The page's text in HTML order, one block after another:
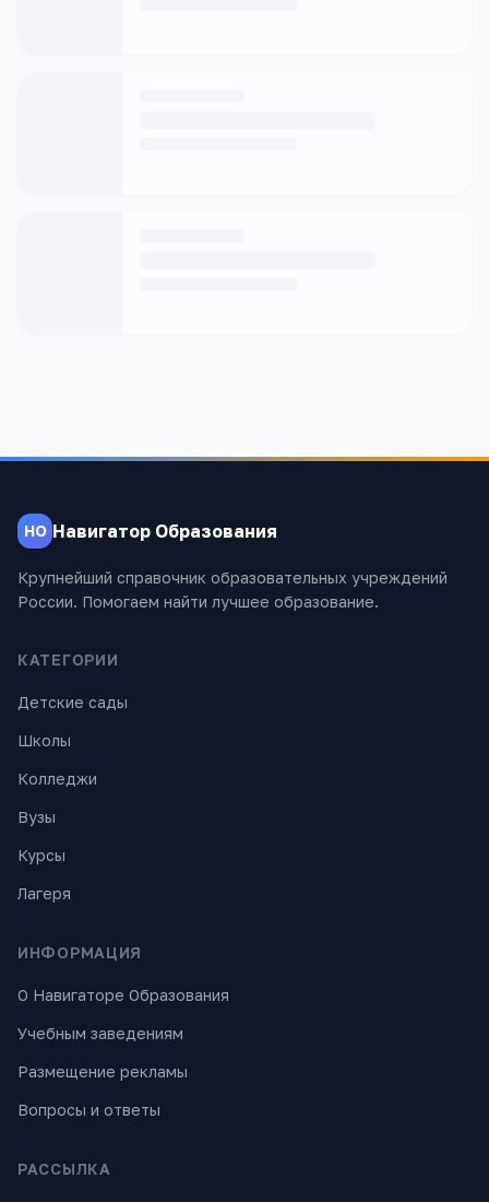
НО Навигатор Образования
Крупнейший справочник образовательных учреждений
России. Помогаем найти лучшее образование.
КАТЕГОРИИ
Детские сады
Школы
Колледжи
Вузы
Курсы
Лагеря
ИНФОРМАЦИЯ
О Навигаторе Образования
Учебным заведениям
Размещение рекламы
Вопросы и ответы
РАССЫЛКА